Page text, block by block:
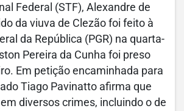
Federal (STF), Alexandre de
da viuva de Clezão foi feito à
da República (PGR) na quarta-
Pereira da Cunha foi preso
Em petição encaminhada para
Tiago Pavinatto afirma que
diversos crimes, incluindo o de